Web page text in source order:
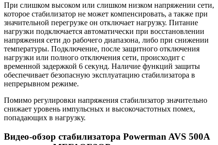
При слишком высоком или слишком низком напряжении сети,
которое стабилизатор не может компенсировать, а также при
значительной перегрузке он отключает нагрузку. Питание
нагрузки подключается автоматически при восстановлении
напряжения сети до рабочего диапазона, либо при снижении
температуры. Подключение, после защитного отключения
нагрузки или полного отключения сети, происходит с
временной задержкой 6 секунд. Наличие функций защиты
обеспечивает безопасную эксплуатацию стабилизатора в
непрерывном режиме.
Помимо регулировки напряжения стабилизатор значительно
снижает уровень импульсных и высокочастотных помех,
попадающих в нагрузку.
Видео-обзор стабилизатора Powerman AVS 500A